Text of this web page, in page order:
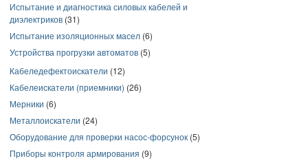
Испытание и диагностика силовых кабелей и
диэлектриков (31)
Испытание изоляционных масел (6)
Устройства прогрузки автоматов (5)
Кабеледефектоискатели (12)
Кабелеискатели (приемники) (26)
Мерники (6)
Металлоискатели (24)
Оборудование для проверки насос-форсунок (5)
Приборы контроля армирования (9)